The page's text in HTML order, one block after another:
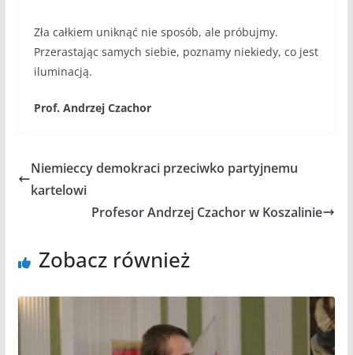
Zła całkiem uniknąć nie sposób, ale próbujmy.
Przerastając samych siebie, poznamy niekiedy, co jest
iluminacją.
Prof. Andrzej Czachor
Niemieccy demokraci przeciwko partyjnemu
kartelowi
Profesor Andrzej Czachor w Koszalinie
Zobacz również